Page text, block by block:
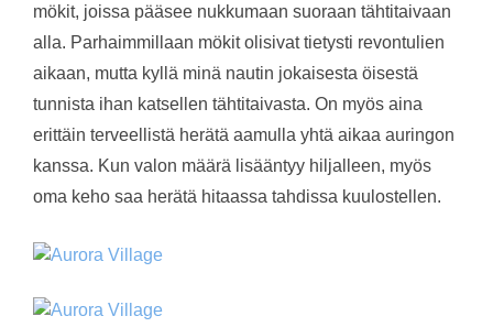
mökit, joissa pääsee nukkumaan suoraan tähtitaivaan
alla. Parhaimmillaan mökit olisivat tietysti revontulien
aikaan, mutta kyllä minä nautin jokaisesta öisestä
tunnista ihan katsellen tähtitaivasta. On myös aina
erittäin terveellistä herätä aamulla yhtä aikaa auringon
kanssa. Kun valon määrä lisääntyy hiljalleen, myös
oma keho saa herätä hitaassa tahdissa kuulostellen.